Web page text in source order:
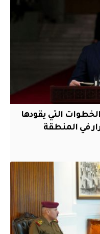
التي يقودها
في المنطقة